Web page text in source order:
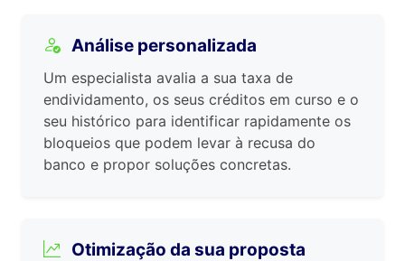
Análise personalizada
Um especialista avalia a sua taxa de
endividamento, os seus créditos em curso e o
seu histórico para identificar rapidamente os
bloqueios que podem levar à recusa do
banco e propor soluções concretas.
Otimização da sua proposta